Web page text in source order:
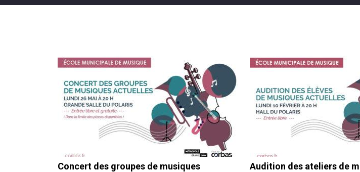
Concert des groupes de musiques
Audition des ateliers de